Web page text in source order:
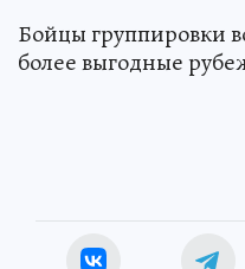
Бойцы группировки
более выгодные